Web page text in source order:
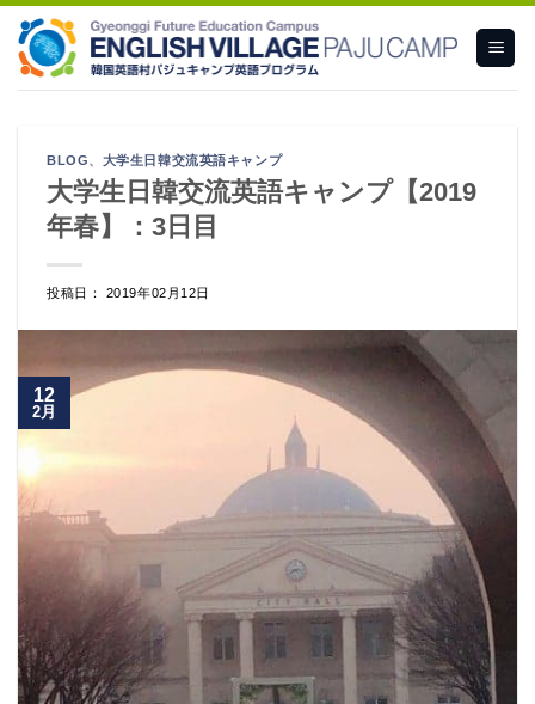
content
BLOG、 大学生日韓交流英語キャンプ
大学生日韓交流英語キャンプ【2019
年春】：3日目
投稿日： 2019年02月12日
12
2月